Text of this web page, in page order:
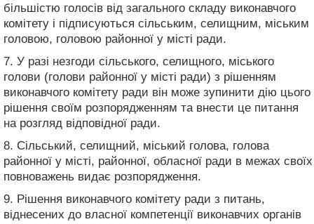
більшістю голосів від загального складу виконавчого
комітету і підписуються сільським, селищним, міським
головою, головою районної у місті ради.
7. У разі незгоди сільського, селищного, міського
голови (голови районної у місті ради) з рішенням
виконавчого комітету ради він може зупинити дію цього
рішення своїм розпорядженням та внести це питання
на розгляд відповідної ради.
8. Сільський, селищний, міський голова, голова
районної у місті, районної, обласної ради в межах своїх
повноважень видає розпорядження.
9. Рішення виконавчого комітету ради з питань,
віднесених до власної компетенції виконавчих органів